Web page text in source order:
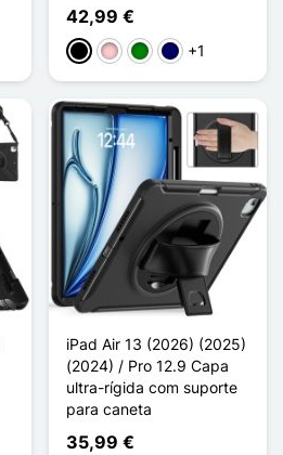
42,99 €
PretoRosaVerdeAzul marinho
+1
iPad Air 13 (2026) (2025)
(2024) / Pro 12.9 Capa
ultra-rígida com suporte
para caneta
35,99 €